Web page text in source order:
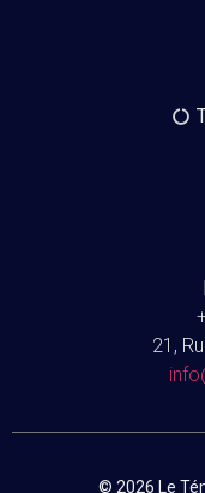
21,
© 2026 Le